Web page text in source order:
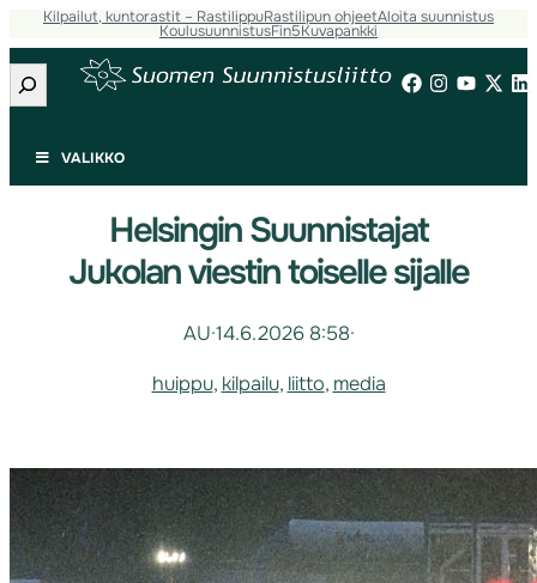
Kilpailut, kuntorastit – RastilippuRastilipun ohjeetAloita suunnistus
KoulusuunnistusFin5Kuvapankki
Etsi
VALIKKO
Helsingin Suunnistajat
Jukolan viestin toiselle sijalle
AU·14.6.2026 8:58·
huippu, kilpailu, liitto, media